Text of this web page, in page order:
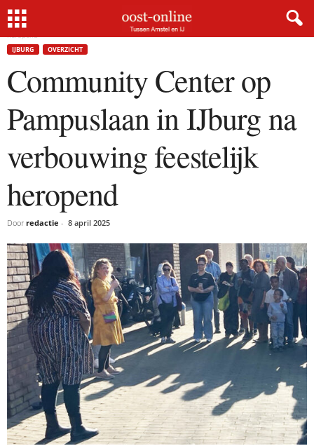
Home
Community Center op Pampuslaan in IJburg na verbouwing feestelijk
heropend
IJBURG OVERZICHT
Community Center op
Pampuslaan in IJburg na
verbouwing feestelijk
heropend
Door redactie - 8 april 2025